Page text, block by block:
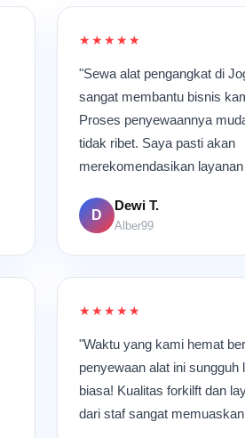
★★★★★
"Sewa alat pengangkat di
sangat membantu bisnis
Proses penyewaannya
tidak ribet. Saya pasti akan
merekomendasikan
D
Dewi T.
Alber99
★★★★★
"Waktu yang kami hemat
penyewaan alat ini sungguh
biasa! Kualitas forkilft dan
dari staf sangat